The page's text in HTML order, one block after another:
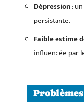
Dépression:
persistante.
Faible estime
influencée par